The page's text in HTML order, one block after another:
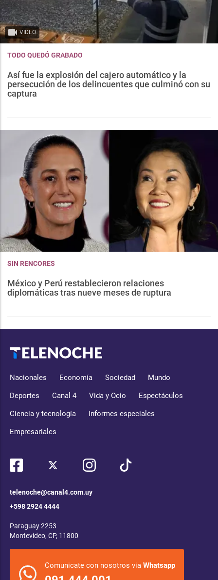
VIDEO
TODO QUEDÓ GRABADO
Así fue la explosión del cajero automático y la
persecución de los delincuentes que culminó con su
captura
SIN RENCORES
México y Perú restablecieron relaciones
diplomáticas tras nueve meses de ruptura
Nacionales Economía Sociedad Mundo
Deportes Canal 4 Vida y Ocio Espectáculos
Ciencia y tecnología Informes especiales
Empresariales
telenoche@canal4.com.uy
+598 2924 4444
Paraguay 2253
Montevideo, CP, 11800
Comunicate con nosotros via Whatsapp